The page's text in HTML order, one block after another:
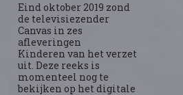
Eind oktober 2019 zond
de televisiezender
Canvas in zes
afleveringen
Kinderen van het verzet
uit. Deze reeks is
momenteel nog te
bekijken op het digitale